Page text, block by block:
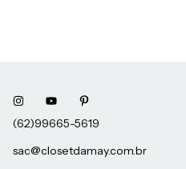
sac@closetdamay.com.br